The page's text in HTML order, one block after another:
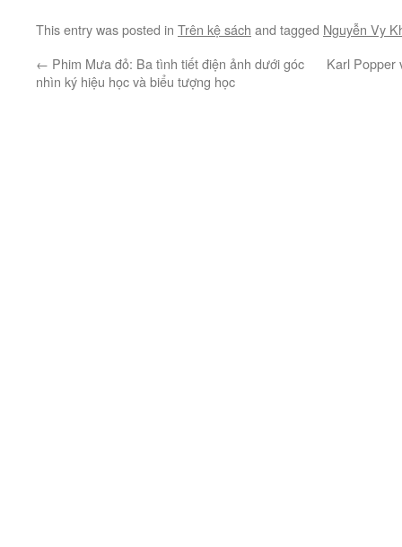
This entry was posted in Trên kệ sách and tagged Nguyễn Vy
← Phim Mưa đỏ: Ba tình tiết điện ảnh dưới góc
nhìn ký hiệu học và biểu tượng học
Karl Popper